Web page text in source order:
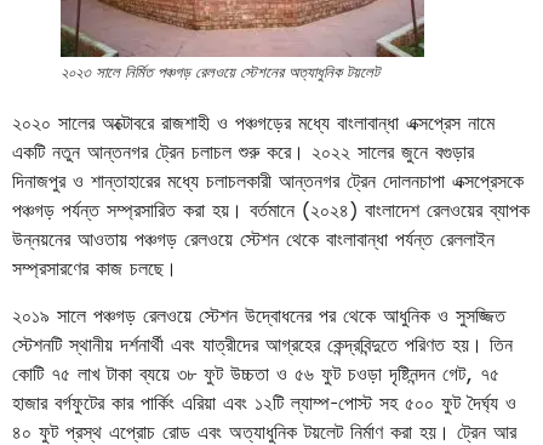
২০২৩ সালে নির্মিত পঞ্চগড় রেলওয়ে স্টেশনের অত্যাধুনিক টয়লেট
২০২০ সালের অক্টোবরে রাজশাহী ও পঞ্চগড়ের মধ্যে বাংলাবান্ধা এক্সপ্রেস নামে
একটি নতুন আন্তনগর ট্রেন চলাচল শুরু করে। ২০২২ সালের জুনে বগুড়ার
দিনাজপুর ও শান্তাহারের মধ্যে চলাচলকারী আন্তনগর ট্রেন দোলনচাপা এক্সপ্রেসকে
পঞ্চগড় পর্যন্ত সম্প্রসারিত করা হয়। বর্তমানে (২০২৪) বাংলাদেশ রেলওয়ের ব্যাপক
উন্নয়নের আওতায় পঞ্চগড় রেলওয়ে স্টেশন থেকে বাংলাবান্ধা পর্যন্ত রেললাইন
সম্প্রসারণের কাজ চলছে।
২০১৯ সালে পঞ্চগড় রেলওয়ে স্টেশন উদ্বোধনের পর থেকে আধুনিক ও সুসজ্জিত
স্টেশনটি স্থানীয় দর্শনার্থী এবং যাত্রীদের আগ্রহের কেন্দ্রবিন্দুতে পরিণত হয়। তিন
কোটি ৭৫ লাখ টাকা ব্যয়ে ৩৮ ফুট উচ্চতা ও ৫৬ ফুট চওড়া দৃষ্টিনন্দন গেট, ৭৫
হাজার বর্গফুটের কার পার্কিং এরিয়া এবং ১২টি ল্যাম্প-পোস্ট সহ ৫০০ ফুট দৈর্ঘ্য ও
৪০ ফুট প্রস্থ এপ্রোচ রোড এবং অত্যাধুনিক টয়লেট নির্মাণ করা হয়। ট্রেন আর